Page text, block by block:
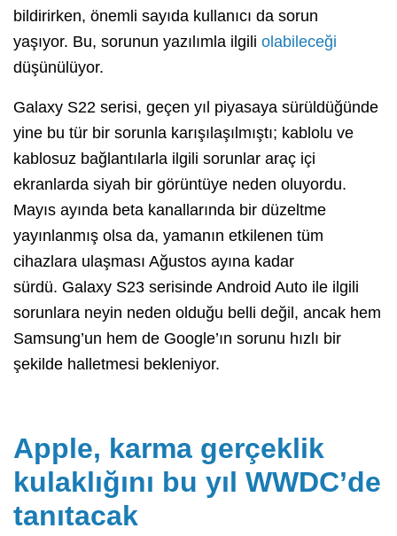
bildirirken, önemli sayıda kullanıcı da sorun
yaşıyor. Bu, sorunun yazılımla ilgili olabileceği
düşünülüyor.
Galaxy S22 serisi, geçen yıl piyasaya sürüldüğünde
yine bu tür bir sorunla karışılaşılmıştı; kablolu ve
kablosuz bağlantılarla ilgili sorunlar araç içi
ekranlarda siyah bir görüntüye neden oluyordu.
Mayıs ayında beta kanallarında bir düzeltme
yayınlanmış olsa da, yamanın etkilenen tüm
cihazlara ulaşması Ağustos ayına kadar
sürdü. Galaxy S23 serisinde Android Auto ile ilgili
sorunlara neyin neden olduğu belli değil, ancak hem
Samsung’un hem de Google’ın sorunu hızlı bir
şekilde halletmesi bekleniyor.
Apple, karma gerçeklik
kulaklığını bu yıl WWDC’de
tanıtacak